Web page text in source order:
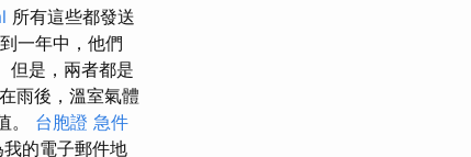
所有這些都發送
一年中，他們
但是，兩者都是
雨後，溫室氣體
。 台胞證 急件
的電子郵件地